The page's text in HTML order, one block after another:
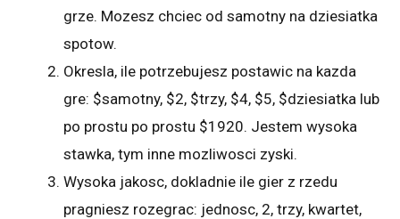
grze. Mozesz chciec od samotny na dziesiatka
spotow.
Okresla, ile potrzebujesz postawic na kazda
gre: $samotny, $2, $trzy, $4, $5, $dziesiatka lub
po prostu po prostu $1920. Jestem wysoka
stawka, tym inne mozliwosci zyski.
Wysoka jakosc, dokladnie ile gier z rzedu
pragniesz rozegrac: jednosc, 2, trzy, kwartet,